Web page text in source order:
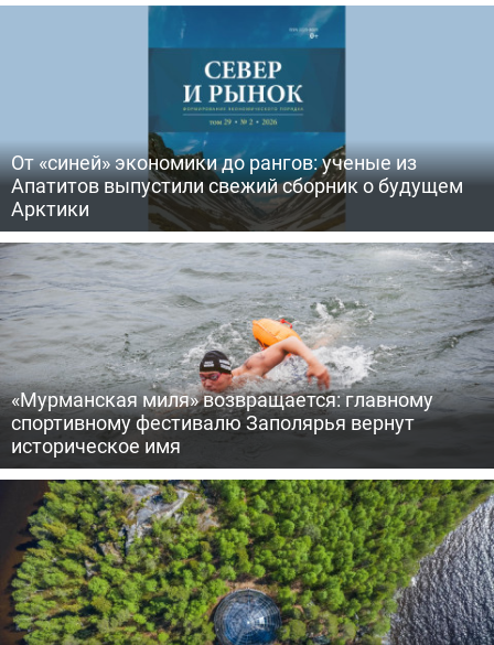
От «синей» экономики до рангов: ученые из
Апатитов выпустили свежий сборник о будущем
Арктики
«Мурманская миля» возвращается: главному
спортивному фестивалю Заполярья вернут
историческое имя